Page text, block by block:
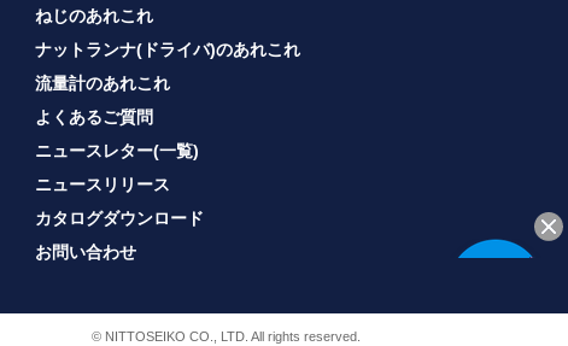
ねじのあれこれ
ナットランナ(ドライバ)のあれこれ
流量計のあれこれ
よくあるご質問
ニュースレター(一覧)
ニュースリリース
カタログダウンロード
お問い合わせ
© NITTOSEIKO CO., LTD. All rights reserved.